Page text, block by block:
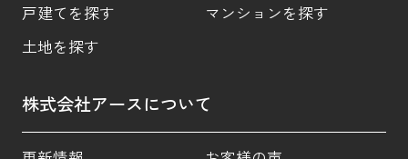
戸建てを探す
マンションを探す
土地を探す
株式会社アースについて